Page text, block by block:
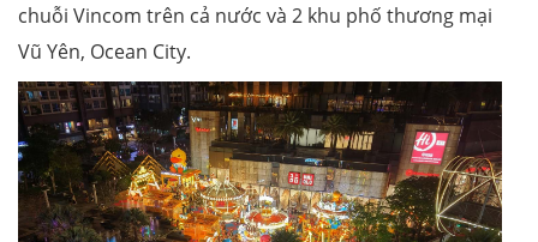
chuỗi Vincom trên cả nước và 2 khu phố thương mại
Vũ Yên, Ocean City.